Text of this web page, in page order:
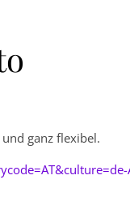
ganz flexibel.